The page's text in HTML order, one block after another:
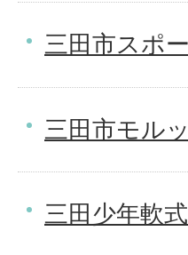
三田市スポ
三田市モル
三田少年軟